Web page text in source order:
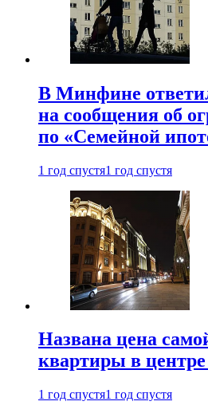
В Минфине
на сообщения об
по «Семейной
1 год спустя1 год спустя
Названа цена
квартиры в
1 год спустя1 год спустя